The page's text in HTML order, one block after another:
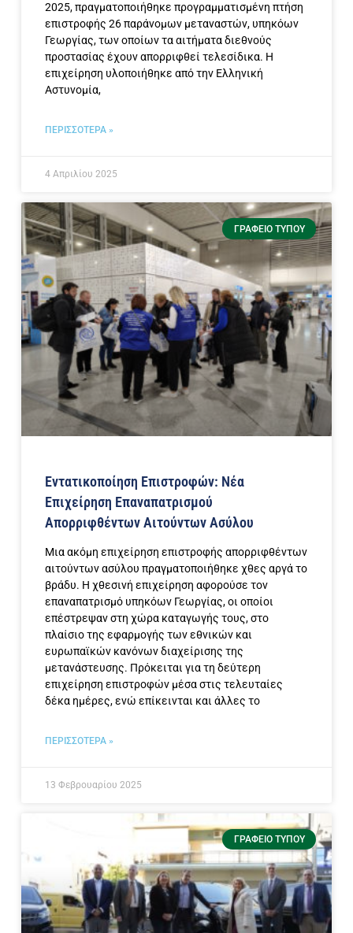
2025, πραγματοποιήθηκε προγραμματισμένη πτήση
επιστροφής 26 παράνομων μεταναστών, υπηκόων
Γεωργίας, των οποίων τα αιτήματα διεθνούς
προστασίας έχουν απορριφθεί τελεσίδικα. Η
επιχείρηση υλοποιήθηκε από την Ελληνική
Αστυνομία,
ΠΕΡΙΣΣΟΤΕΡΑ »
4 Απριλίου 2025
ΓΡΑΦΕΊΟ ΤΎΠΟΥ
Εντατικοποίηση Επιστροφών: Νέα
Επιχείρηση Επαναπατρισμού
Απορριφθέντων Αιτούντων Ασύλου
Μια ακόμη επιχείρηση επιστροφής απορριφθέντων
αιτούντων ασύλου πραγματοποιήθηκε χθες αργά το
βράδυ. Η χθεσινή επιχείρηση αφορούσε τον
επαναπατρισμό υπηκόων Γεωργίας, οι οποίοι
επέστρεψαν στη χώρα καταγωγής τους, στο
πλαίσιο της εφαρμογής των εθνικών και
ευρωπαϊκών κανόνων διαχείρισης της
μετανάστευσης. Πρόκειται για τη δεύτερη
επιχείρηση επιστροφών μέσα στις τελευταίες
δέκα ημέρες, ενώ επίκεινται και άλλες το
ΠΕΡΙΣΣΟΤΕΡΑ »
13 Φεβρουαρίου 2025
ΓΡΑΦΕΊΟ ΤΎΠΟΥ